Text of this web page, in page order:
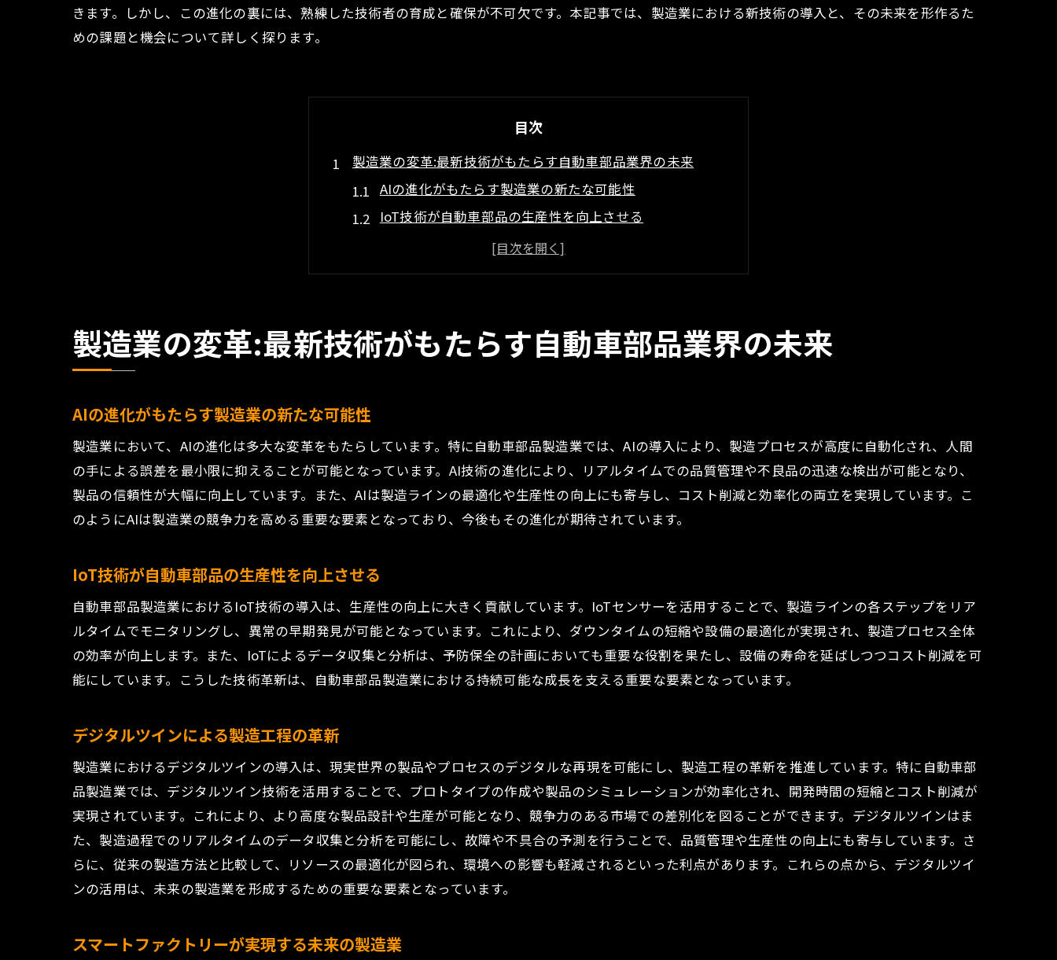
きます。しかし、この進化の裏には、熟練した技術者の育成と確保が不可欠です。本記事では、製造業における新技術の導入と、その未来を形作るた
めの課題と機会について詳しく探ります。
目次
製造業の変革:最新技術がもたらす自動車部品業界の未来
AIの進化がもたらす製造業の新たな可能性
IoT技術が自動車部品の生産性を向上させる
デジタルツインによる製造工程の革新
スマートファクトリーが実現する未来の製造業
技術革新がもたらす新しいビジネスモデル
AIとIoTが製造業に与える影響とその可能性を探る
高度なデータ解析がもたらす品質保証の革新
AIとIoTが可能にする自動化の新展開
ビッグデータ活用による製造業の未来予測
製造フロアにおけるAIロボットの役割
技術革新とともに進化する教育カリキュラム
多様なスキルを持つ人材育成の取り組み
リーダーシップを養うための人材育成戦略
人材育成が生む企業の競争力強化
自動化技術がもたらす生産ラインの変革
インダストリー4.0が導く製造効率の向上
品質管理システムの進化による製品の信頼性向上
先進的な生産技術によるコスト削減効果
ロボット工学が支える高精度製造の未来
製造業の課題と機会:熟練技術者の育成が鍵を握る
製造業の変革:最新技術がもたらす自動車部品業界の未来
AIの進化がもたらす製造業の新たな可能性
製造業において、AIの進化は多大な変革をもたらしています。特に自動車部品製造業では、AIの導入により、製造プロセスが高度に自動化され、人間
の手による誤差を最小限に抑えることが可能となっています。AI技術の進化により、リアルタイムでの品質管理や不良品の迅速な検出が可能となり、
製品の信頼性が大幅に向上しています。また、AIは製造ラインの最適化や生産性の向上にも寄与し、コスト削減と効率化の両立を実現しています。こ
のようにAIは製造業の競争力を高める重要な要素となっており、今後もその進化が期待されています。
IoT技術が自動車部品の生産性を向上させる
自動車部品製造業におけるIoT技術の導入は、生産性の向上に大きく貢献しています。IoTセンサーを活用することで、製造ラインの各ステップをリア
ルタイムでモニタリングし、異常の早期発見が可能となっています。これにより、ダウンタイムの短縮や設備の最適化が実現され、製造プロセス全体
の効率が向上します。また、IoTによるデータ収集と分析は、予防保全の計画においても重要な役割を果たし、設備の寿命を延ばしつつコスト削減を可
能にしています。こうした技術革新は、自動車部品製造業における持続可能な成長を支える重要な要素となっています。
デジタルツインによる製造工程の革新
製造業におけるデジタルツインの導入は、現実世界の製品やプロセスのデジタルな再現を可能にし、製造工程の革新を推進しています。特に自動車部
品製造業では、デジタルツイン技術を活用することで、プロトタイプの作成や製品のシミュレーションが効率化され、開発時間の短縮とコスト削減が
実現されています。これにより、より高度な製品設計や生産が可能となり、競争力のある市場での差別化を図ることができます。デジタルツインはま
た、製造過程でのリアルタイムのデータ収集と分析を可能にし、故障や不具合の予測を行うことで、品質管理や生産性の向上にも寄与しています。さ
らに、従来の製造方法と比較して、リソースの最適化が図られ、環境への影響も軽減されるといった利点があります。これらの点から、デジタルツイ
ンの活用は、未来の製造業を形成するための重要な要素となっています。
スマートファクトリーが実現する未来の製造業